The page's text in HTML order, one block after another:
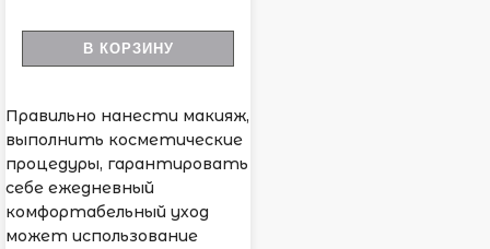
В КОРЗИНУ
Правильно нанести макияж,
выполнить косметические
процедуры, гарантировать
себе ежедневный
комфортабельный уход
может использование